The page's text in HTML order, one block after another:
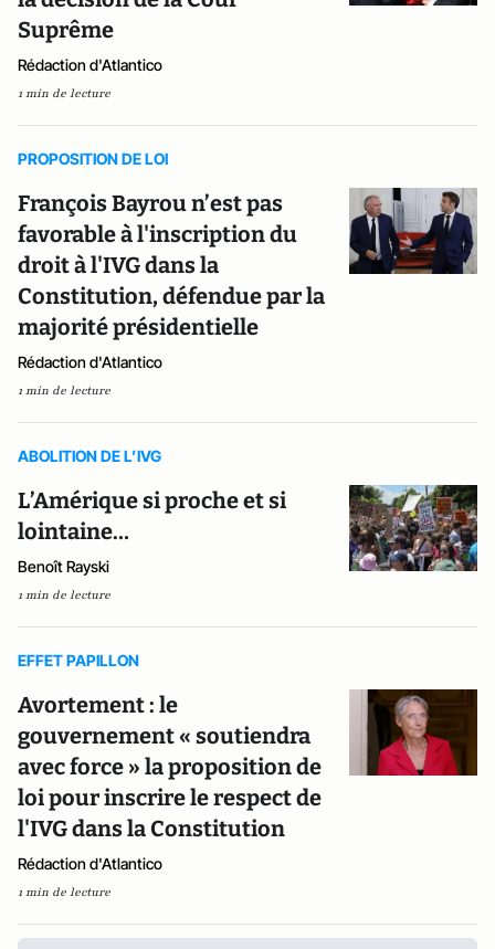
Suprême
Rédaction d'Atlantico
1 min de lecture
PROPOSITION DE LOI
François Bayrou n’est pas
favorable à l'inscription du
droit à l'IVG dans la
Constitution, défendue par la
majorité présidentielle
Rédaction d'Atlantico
1 min de lecture
ABOLITION DE L’IVG
L’Amérique si proche et si
lointaine…
Benoît Rayski
1 min de lecture
EFFET PAPILLON
Avortement : le
gouvernement « soutiendra
avec force » la proposition de
loi pour inscrire le respect de
l'IVG dans la Constitution
Rédaction d'Atlantico
1 min de lecture